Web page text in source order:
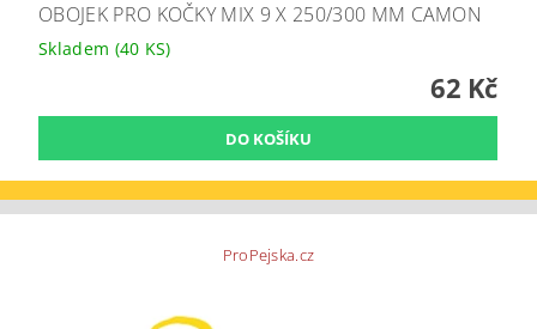
OBOJEK PRO KOČKY MIX 9 X 250/300 MM CAMON
Skladem (40 KS)
62 Kč
ProPejska.cz